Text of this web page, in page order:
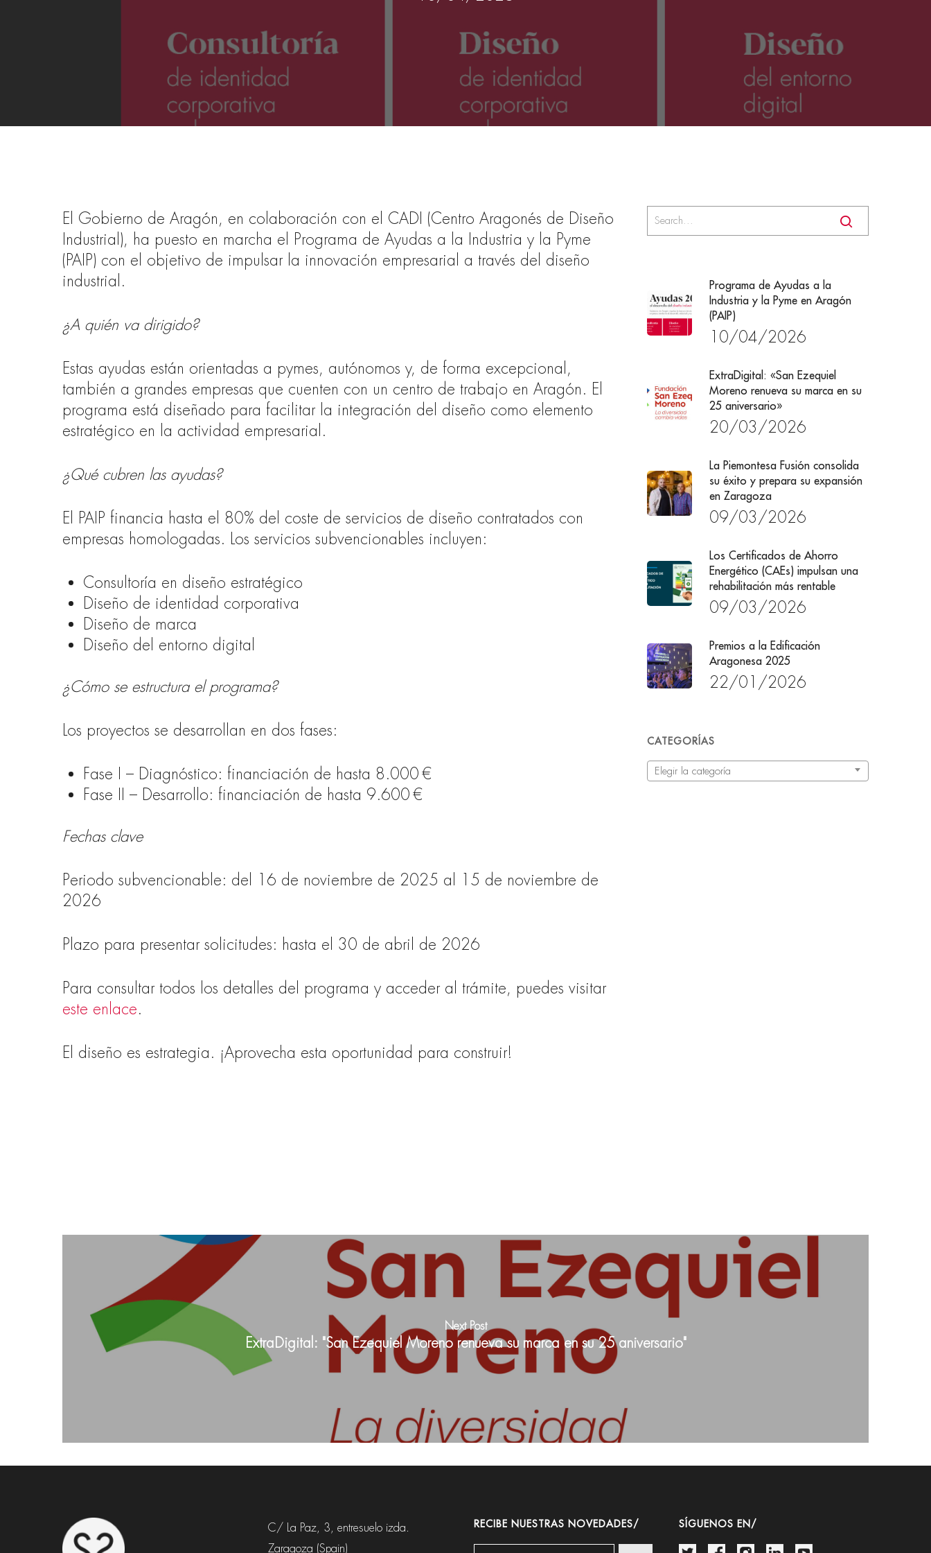
El Gobierno de Aragón, en colaboración con el CADI (Centro Aragonés de Diseño
Industrial), ha puesto en marcha el Programa de Ayudas a la Industria y la Pyme
(PAIP) con el objetivo de impulsar la innovación empresarial a través del diseño
industrial.
¿A quién va dirigido?
Estas ayudas están orientadas a pymes, autónomos y, de forma excepcional,
también a grandes empresas que cuenten con un centro de trabajo en Aragón. El
programa está diseñado para facilitar la integración del diseño como elemento
estratégico en la actividad empresarial.
¿Qué cubren las ayudas?
El PAIP financia hasta el 80% del coste de servicios de diseño contratados con
empresas homologadas. Los servicios subvencionables incluyen:
Consultoría en diseño estratégico
Diseño de identidad corporativa
Diseño de marca
Diseño del entorno digital
¿Cómo se estructura el programa?
Los proyectos se desarrollan en dos fases:
Fase I – Diagnóstico: financiación de hasta 8.000 €
Fase II – Desarrollo: financiación de hasta 9.600 €
Fechas clave
Periodo subvencionable: del 16 de noviembre de 2025 al 15 de noviembre de
2026
Plazo para presentar solicitudes: hasta el 30 de abril de 2026
Para consultar todos los detalles del programa y acceder al trámite, puedes visitar
este enlace.
El diseño es estrategia. ¡Aprovecha esta oportunidad para construir!
Programa de Ayudas a la
Industria y la Pyme en Aragón
(PAIP)
10/04/2026
ExtraDigital: «San Ezequiel
Moreno renueva su marca en su
25 aniversario»
20/03/2026
La Piemontesa Fusión consolida
su éxito y prepara su expansión
en Zaragoza
09/03/2026
Los Certificados de Ahorro
Energético (CAEs) impulsan una
rehabilitación más rentable
09/03/2026
Premios a la Edificación
Aragonesa 2025
22/01/2026
CATEGORÍAS
Categorías
Elegir la categoría
Next Post
ExtraDigital: "San Ezequiel Moreno renueva su marca en su 25 aniversario"
C/ La Paz, 3, entresuelo izda.
Zaragoza (Spain)
RECIBE NUESTRAS NOVEDADES/ SÍGUENOS EN/